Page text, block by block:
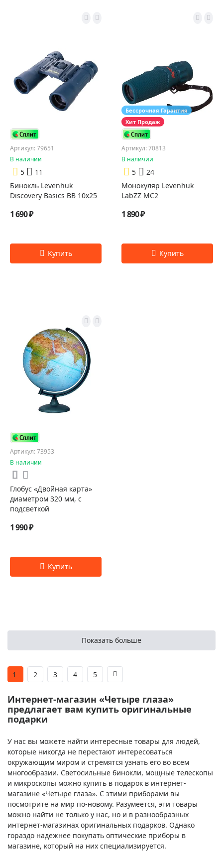
Артикул: 79651
В наличии
5
11
Бинокль Levenhuk
Discovery Basics BB 10x25
1 690 ₽
Бессрочная Гарантия
Хит Продаж
Артикул: 70813
В наличии
5
24
Монокуляр Levenhuk
LabZZ MC2
1 890 ₽
Артикул: 73953
В наличии
Глобус «Двойная карта»
диаметром 320 мм, с
подсветкой
1 990 ₽
Показать больше
1 2 3 4 5
Интернет-магазин «Четыре глаза»
предлагает вам купить оригинальные
подарки
У нас вы можете найти интересные товары для людей,
которые никогда не перестают интересоваться
окружающим миром и стремятся узнать его во всем
многообразии. Светосильные бинокли, мощные телескопы
и микроскопы можно купить в подарок в интернет-
магазине «Четыре глаза». С этими приборами вы
посмотрите на мир по-новому. Разумеется, эти товары
можно найти не только у нас, но и в разнообразных
интернет-магазинах оригинальных подарков. Однако
гораздо надежнее покупать оптические приборы в
магазине, который на них специализируется.